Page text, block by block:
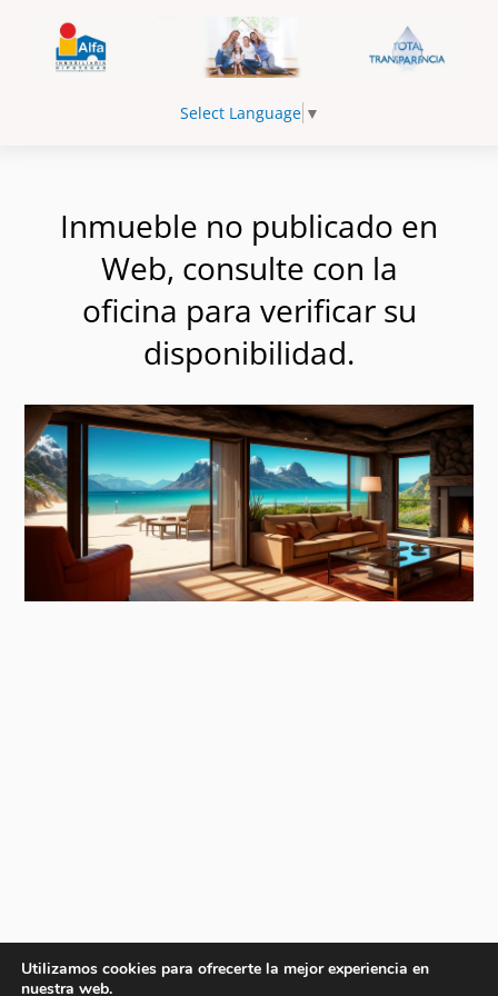
Select Language ▼
Inmueble no publicado en
Web, consulte con la
oficina para verificar su
disponibilidad.
Utilizamos cookies para ofrecerte la mejor experiencia en
nuestra web.